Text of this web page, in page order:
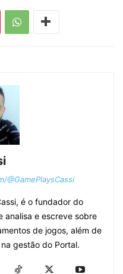
é o fundador do
analisa e escreve sobre
de jogos, além de
gestão do Portal.